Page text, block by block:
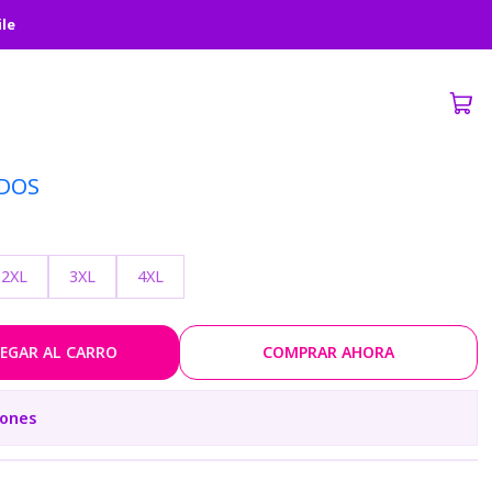
EVANGELION
2XL 3XL 4XL
AL CARRO COMPRAR AHORA